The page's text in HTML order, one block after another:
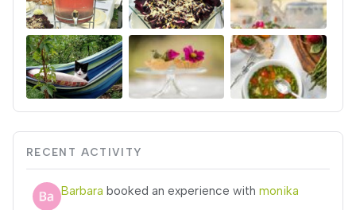
RECENT ACTIVITY
Barbara booked an experience with monika